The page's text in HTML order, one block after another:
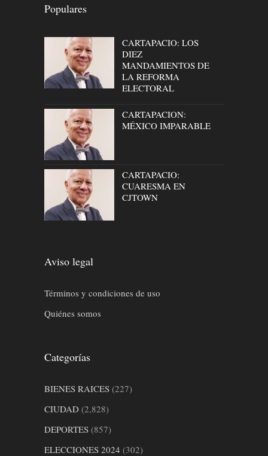
Populares
CARTAPACIO: LOS
DIEZ
MANDAMIENTOS DE
LA REFORMA
ELECTORAL
CARTAPACION:
MÉXICO IMPARABLE
CARTAPACIO:
CUARESMA EN
CJTOWN
Aviso legal
Términos y condiciones de uso
Quiénes somos
Categorías
BIENES RAICES (227)
CIUDAD (2,828)
DEPORTES (857)
ELECCIONES 2024 (302)